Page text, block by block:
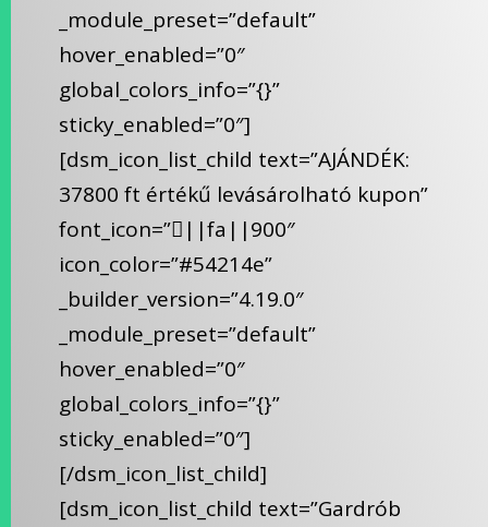
_module_preset=”default”
hover_enabled=”0″
global_colors_info=”{}”
sticky_enabled=”0″]
[dsm_icon_list_child text=”AJÁNDÉK:
37800 ft értékű levásárolható kupon”
font_icon=”||fa||900″
icon_color=”#54214e”
_builder_version=”4.19.0″
_module_preset=”default”
hover_enabled=”0″
global_colors_info=”{}”
sticky_enabled=”0″]
[/dsm_icon_list_child]
[dsm_icon_list_child text=”Gardrób